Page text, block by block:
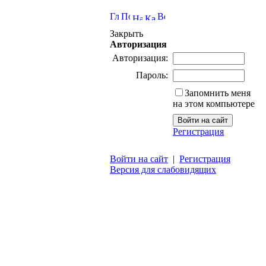
Закрыть
Авторизация
Авторизация:
Пароль:
Запомнить меня
на этом компьютере
Регистрация
Войти на сайт | Регистрация
Версия для слабовидящих